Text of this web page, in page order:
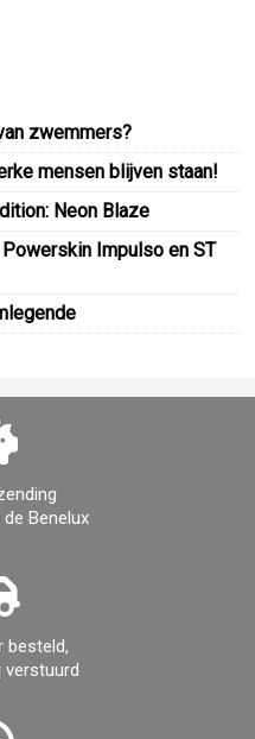
zwemmers?
mensen blijven staan!
Neon Blaze
Impulso en ST
Benelux
besteld,
verstuurd